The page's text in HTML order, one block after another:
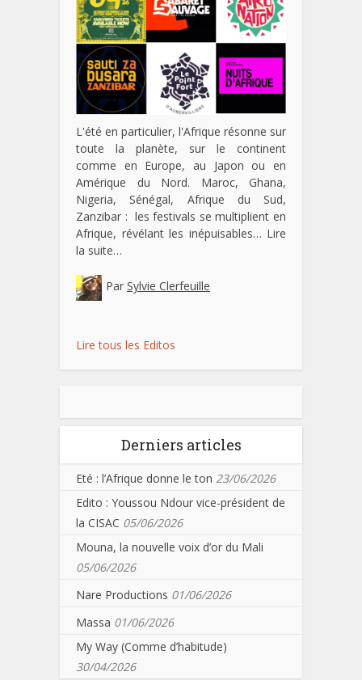
L'été en particulier, l'Afrique résonne sur
toute la planète, sur le continent
comme en Europe, au Japon ou en
Amérique du Nord. Maroc, Ghana,
Nigeria, Sénégal, Afrique du Sud,
Zanzibar : les festivals se multiplient en
Afrique, révélant les inépuisables… Lire
la suite…
Par Sylvie Clerfeuille
Lire tous les Editos
Derniers articles
Eté : l’Afrique donne le ton 23/06/2026
Edito : Youssou Ndour vice-président de
la CISAC 05/06/2026
Mouna, la nouvelle voix d’or du Mali
05/06/2026
Nare Productions 01/06/2026
Massa 01/06/2026
My Way (Comme d’habitude)
30/04/2026